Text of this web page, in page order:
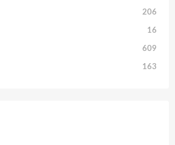
206
16
609
163